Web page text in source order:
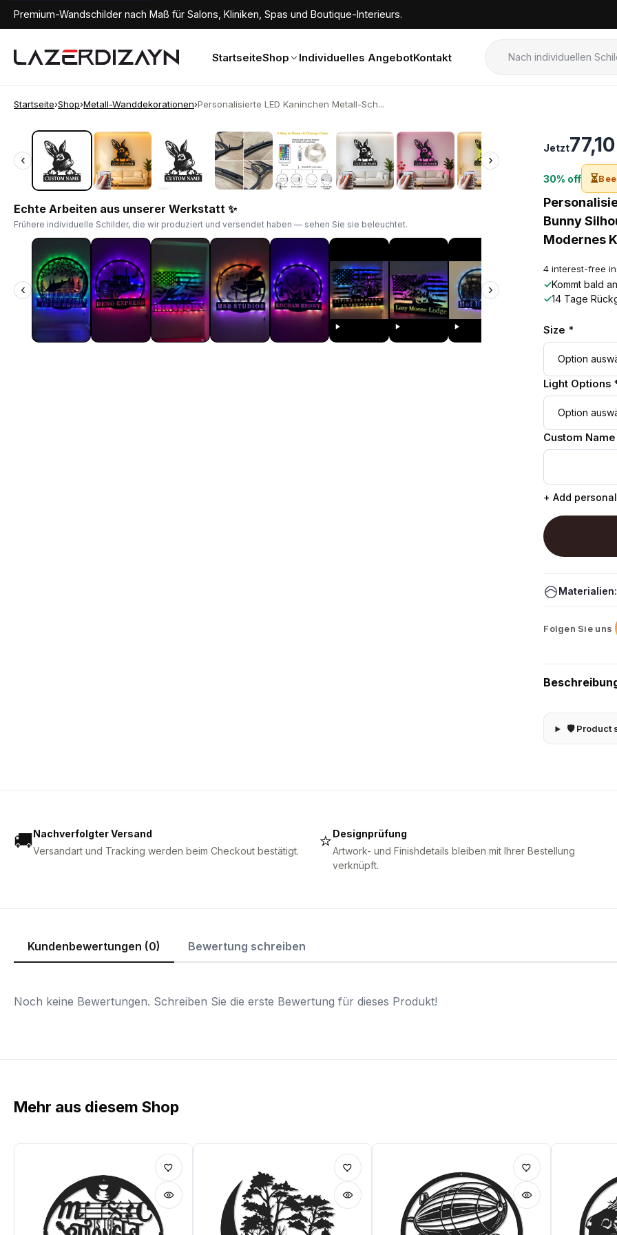
Premium-Wandschilder nach Maß für Salons, Kliniken, Spas und Boutique-Interieurs.
StartseiteShop Individuelles AngebotKontakt
Startseite›Shop›Metall-Wanddekorationen›Personalisierte LED Kaninchen Metall-Sch...
‹ ›
‹ ›
Echte Arbeiten aus unserer Werkstatt ✨
Frühere individuelle Schilder, die wir produziert und versendet haben — sehen Sie sie beleuchtet.
‹ ›
Jetzt
30% off ⏳
Bunny
Modernes
4 interest-free
✓Kommt bald
✓14 Tage
Size *
Light Options
Custom
+ Add
Materialien:
Folgen Sie uns
🛡 Product
🚚Nachverfolgter Versand
Versandart und Tracking werden beim Checkout bestätigt.
⭐Designprüfung
Artwork- und Finishdetails bleiben mit Ihrer Bestellung
verknüpft.
Kundenbewertungen (0) Bewertung schreiben
Noch keine Bewertungen. Schreiben Sie die erste Bewertung für dieses Produkt!
Mehr aus diesem Shop